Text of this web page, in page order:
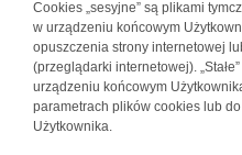
Cookies „sesyjne” są plikami
w urządzeniu końcowym
opuszczenia strony internetowej
(przeglądarki internetowej).
urządzeniu końcowym
parametrach plików cookies lub
Użytkownika.